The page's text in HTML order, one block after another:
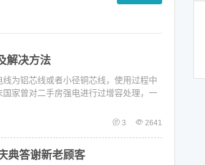
解决方法
为铝芯线或者小径铜芯线，使用过程中
家曾对二手房强电进行过增容处理，一
3 2641
典答谢新老顾客